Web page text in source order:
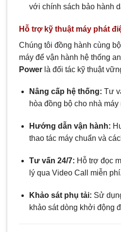
với chính sách bảo hành
Hỗ trợ kỹ thuật máy phát
Chúng tôi đồng hành cùng
máy để vận hành hệ thống
Power là đối tác kỹ thuật
Nâng cấp hệ thống: Tư
hòa đồng bộ cho nhà máy
Hướng dẫn vận hành:
thao tác máy chuẩn và
Tư vấn 24/7: Hỗ trợ đọc
lý qua Video Call miễn phí.
Khảo sát phụ tải: Sử
khảo sát dòng khởi động